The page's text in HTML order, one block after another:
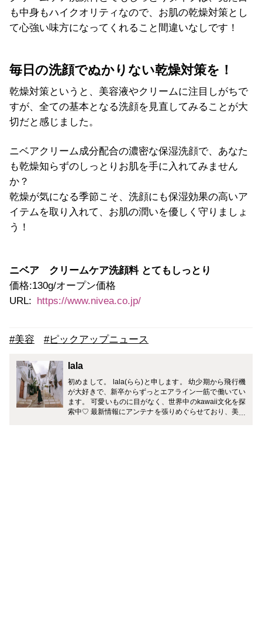
も中身もハイクオリティなので、お肌の乾燥対策とし
て心強い味方になってくれること間違いなしです！
毎日の洗顔でぬかりない乾燥対策を！
乾燥対策というと、美容液やクリームに注目しがちで
すが、全ての基本となる洗顔を見直してみることが大
切だと感じました。
ニベアクリーム成分配合の濃密な保湿洗顔で、あなた
も乾燥知らずのしっとりお肌を手に入れてみません
か？
乾燥が気になる季節こそ、洗顔にも保湿効果の高いア
イテムを取り入れて、お肌の潤いを優しく守りましょ
う！
ニベア クリームケア洗顔料 とてもしっとり
価格:130g/オープン価格
URL:
https://www.nivea.co.jp/
#美容 #ピックアップニュース
lala
初めまして。 lala(らら)と申します。 幼少期から飛行機
が大好きで、新卒からずっとエアライン一筋で働いてい
ます。 可愛いものに目がなく、世界中のkawaii文化を探
索中♡ 最新情報にアンテナを張りめぐらせており、美容